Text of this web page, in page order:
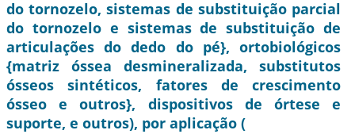
do tornozelo, sistemas de substituição parcial
do tornozelo e sistemas de substituição de
articulações do dedo do pé}, ortobiológicos
{matriz óssea desmineralizada, substitutos
ósseos sintéticos, fatores de crescimento
ósseo e outros}, dispositivos de órtese e
suporte, e outros), por aplicação (